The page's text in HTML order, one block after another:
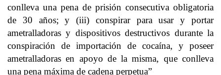
conlleva una pena de prisión consecutiva obligatoria
de 30 años; y (iii) conspirar para usar y portar
ametralladoras y dispositivos destructivos durante la
conspiración de importación de cocaína, y poseer
ametralladoras en apoyo de la misma, que conlleva
una pena máxima de cadena perpetua”